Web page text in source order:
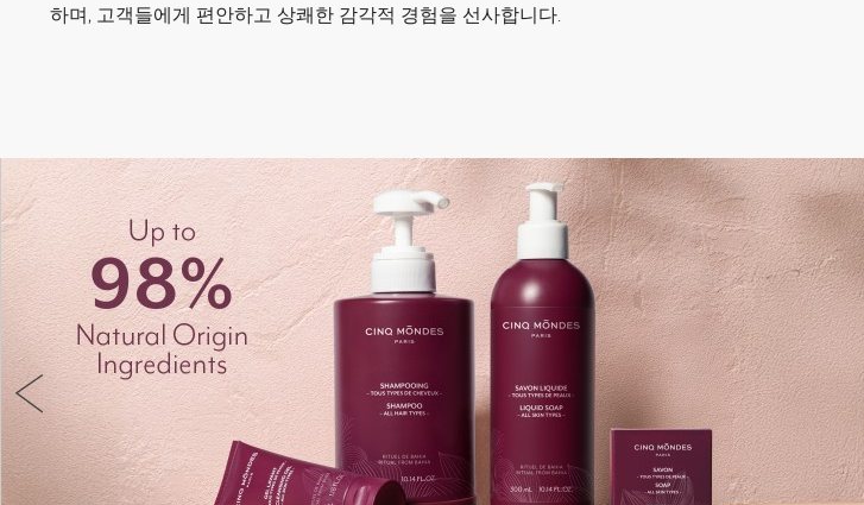
하며, 고객들에게 편안하고 상쾌한 감각적 경험을 선사합니다.